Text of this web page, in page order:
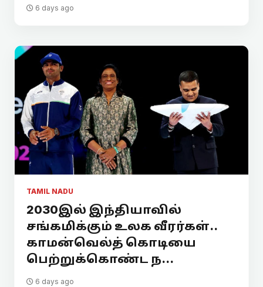
6 days ago
TAMIL NADU
2030இல் இந்தியாவில்
சங்கமிக்கும் உலக வீரர்கள்..
காமன்வெல்த் கொடியை
பெற்றுக்கொண்ட ந...
6 days ago